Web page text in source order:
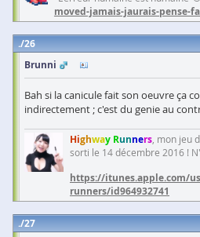
moved-jamais-jaurais-pense-
26
Brunni
Bah si la canicule fait son oeuvre ça
indirectement ; c'est du genie au
Highway Runners, mon jeu
sorti le 14 décembre 2016 !
https://itunes.apple.com/
runners/id964932741
27